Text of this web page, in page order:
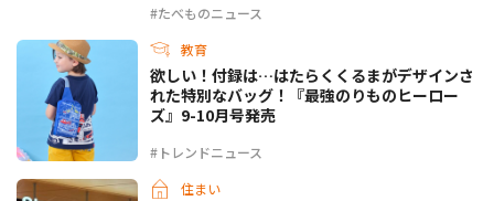
#たべものニュース
教育
#トレンドニュース
欲しい！付録は…はたらくくるまがデザインさ
れた特別なバッグ！『最強のりものヒーロー
ズ』9-10月号発売
住まい